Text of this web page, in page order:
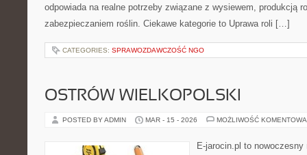
odpowiada na realne potrzeby związane z wysiewem, produkcją
zabezpieczaniem roślin. Ciekawe kategorie to Uprawa roli […]
CATEGORIES: SPRAWOZDAWCZOŚĆ NGO
OSTRÓW WIELKOPOLSKI
POSTED BY ADMIN MAR - 15 - 2026 MOŻLIWOŚĆ
E-jarocin.pl to